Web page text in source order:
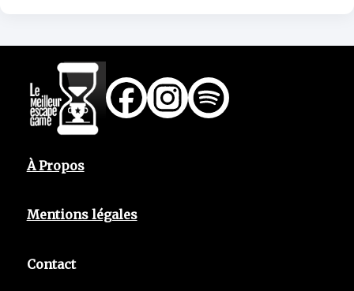
À Propos
Mentions légales
Contact